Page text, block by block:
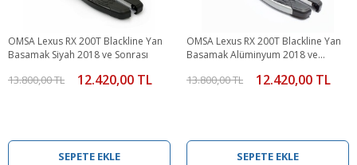
OMSA Lexus RX 200T Blackline Yan
Basamak Siyah 2018 ve Sonrası
13.800,00 TL 12.420,00 TL
SEPETE EKLE
OMSA Lexus RX 200T Blackline Yan
Basamak Alüminyum 2018 ve
13.800,00 TL 12.420,00 TL
SEPETE EKLE